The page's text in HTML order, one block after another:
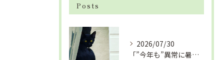
Posts
2026/07/30
「”今年も”異常に暑い夏」酷暑+冷房＝夏風邪、腰痛、ひざの痛...